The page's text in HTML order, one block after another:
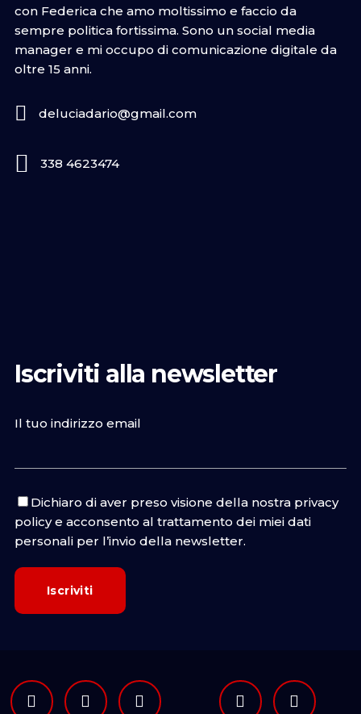
con Federica che amo moltissimo e faccio da
sempre politica fortissima. Sono un social media
manager e mi occupo di comunicazione digitale da
oltre 15 anni.
deluciadario@gmail.com
338 4623474
Iscriviti alla newsletter
Il tuo indirizzo email
Dichiaro di aver preso visione della nostra privacy
policye acconsento al trattamento dei miei dati
personali per l’invio della newsletter.